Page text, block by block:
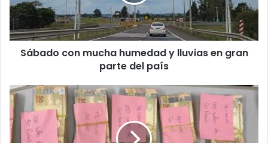
Sábado con mucha humedad y lluvias en gran
parte del país